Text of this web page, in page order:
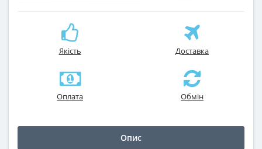
Якість Доставка
Оплата Обмін
Опис